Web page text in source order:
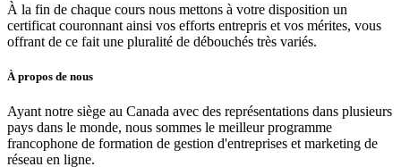
À la fin de chaque cours nous mettons à votre disposition un
certificat couronnant ainsi vos efforts entrepris et vos mérites, vous
offrant de ce fait une pluralité de débouchés très variés.
À propos de nous
Ayant notre siège au Canada avec des représentations dans plusieurs
pays dans le monde, nous sommes le meilleur programme
francophone de formation de gestion d'entreprises et marketing de
réseau en ligne.